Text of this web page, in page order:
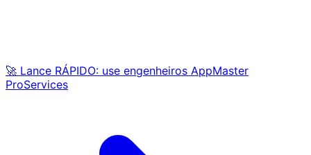
🚀 Lance RÁPIDO: use engenheiros AppMaster
ProServices